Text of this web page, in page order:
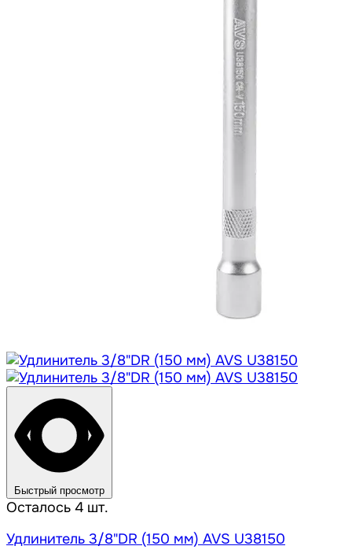
Быстрый просмотр
Осталось 4 шт.
Удлинитель 3/8"DR (150 мм) AVS U38150